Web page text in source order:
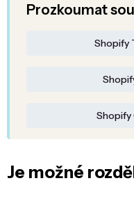
Prozkoumat
Shopify
Shopify
Je možné